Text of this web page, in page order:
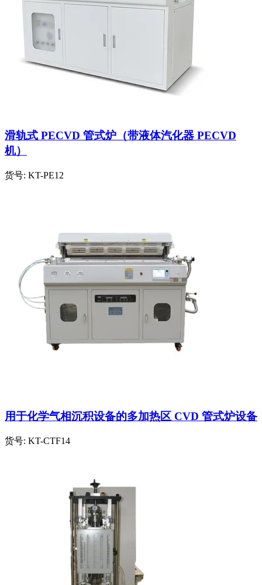
滑轨式 PECVD 管式炉（带液体汽化器 PECVD
机）
货号: KT-PE12
用于化学气相沉积设备的多加热区 CVD 管式炉设备
货号: KT-CTF14